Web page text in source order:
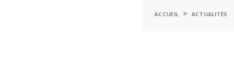
ACCUEIL > ACTUALITÉS